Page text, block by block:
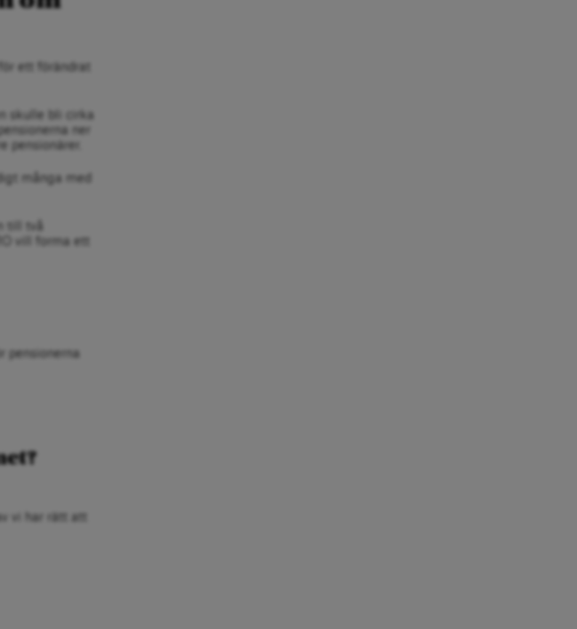
ett förändrat
skulle bli cirka
ner
pensionärer.
många med
till två
vill forma ett
vi har rätt att